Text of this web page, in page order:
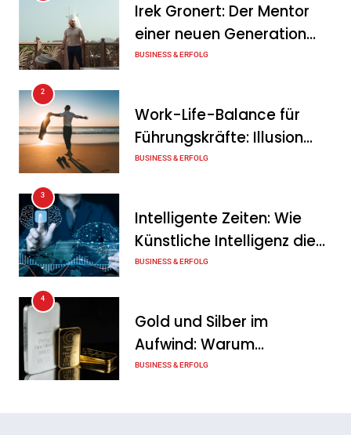
Geschäftsverlauf im
zweiten Quartal
Intersolar-Trend 2026:
Warum Batteriespeicher
zum wichtigsten Baustein
der Energiewende werden
Tanja Schiller 6. August 2026
Irek Gronert: Der Mentor
einer neuen Generation
von Unternehmern
BUSINESS & ERFOLG
2
Work-Life-Balance für
Führungskräfte: Illusion
oder echte Chance?
BUSINESS & ERFOLG
3
Intelligente Zeiten: Wie
Künstliche Intelligenz die
Geschäftswelt verändert
BUSINESS & ERFOLG
4
Gold und Silber im
Aufwind: Warum
Edelmetalle als sicherer
BUSINESS & ERFOLG